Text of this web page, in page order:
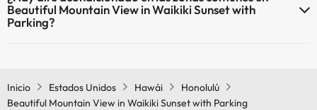
la piscina y otras instalaciones.
Beautiful Mountain View in Waikiki Sunset with
Parking?
Inicio
Estados Unidos Hawái
Honolulú
Beautiful Mountain View in Waikiki Sunset with Parking